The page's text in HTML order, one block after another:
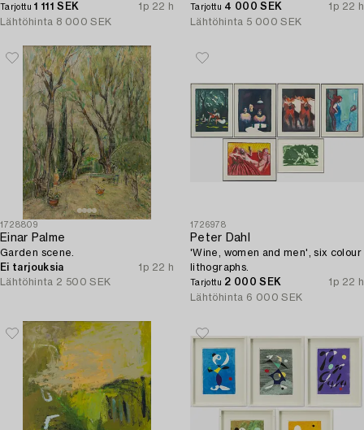
Tarjottu1 111 SEK
1p 22 h
Lähtöhinta 8 000 SEK
Tarjottu 4 000 SEK
1p 22 h
Lähtöhinta 5 000 SEK
1728809
Einar Palme
Garden scene.
Ei tarjouksia
1p 22 h
Lähtöhinta 2 500 SEK
1726978
Peter Dahl
'Wine, women and men', six colour
lithographs.
Tarjottu 2 000 SEK
1p 22 h
Lähtöhinta 6 000 SEK